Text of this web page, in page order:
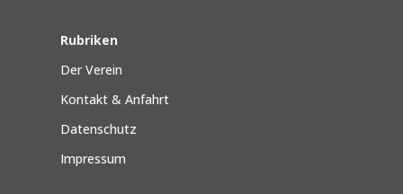
Rubriken
Der Verein
Kontakt & Anfahrt
Datenschutz
Impressum